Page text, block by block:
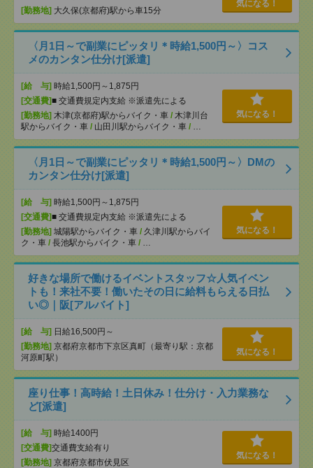
[勤務地] 大久保(京都府)駅から車15分
気になる！
〈月1日～で副業にピッタリ＊時給1,500円～〉コス
メのカンタン仕分け[派遣]
[給 与] 時給1,500円～1,875円
[交通費]■ 交通費規定内支給 ※派遣先による
[勤務地] 木津(京都府)駅からバイク・車 / 木津川台
駅からバイク・車 / 山田川駅からバイク・車 / …
気になる！
〈月1日～で副業にピッタリ＊時給1,500円～〉DMの
カンタン仕分け[派遣]
[給 与] 時給1,500円～1,875円
[交通費]■ 交通費規定内支給 ※派遣先による
[勤務地] 城陽駅からバイク・車 / 久津川駅からバイ
ク・車 / 長池駅からバイク・車 / …
気になる！
好きな場所で働けるイベントスタッフ☆人気イベン
トも！来社不要！働いたその日に給料もらえる日払
い◎｜阪[アルバイト]
[給 与] 日給16,500円～
[勤務地] 京都府京都市下京区真町（最寄り駅：京都
河原町駅）
気になる！
座り仕事！高時給！土日休み！仕分け・入力業務な
ど[派遣]
[給 与] 時給1400円
[交通費]交通費支給有り
[勤務地] 京都府京都市伏見区
気になる！